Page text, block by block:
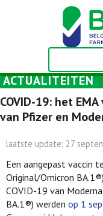
ACTUALITEITEN
COVID-19: het
van Pfizer en
laatste update: 27
Een aangepast vaccin
Original/Omicron
COVID-19 van
BA.1®) werden op 1